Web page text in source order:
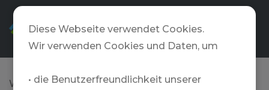
DE
Wer ein bisschen an seinem Spiel feilt, hat noch
Diese Webseite verwendet Cookies.
Wir verwenden Cookies und Daten, um
• die Benutzerfreundlichkeit unserer